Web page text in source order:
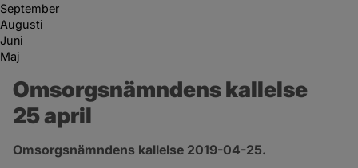
September
Augusti
Juni
Maj
Omsorgsnämndens kallelse
25 april
Omsorgsnämndens kallelse 2019-04-25.